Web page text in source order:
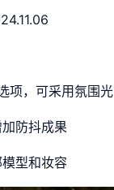
项，可采用氛围光
防抖成果
型和妆容